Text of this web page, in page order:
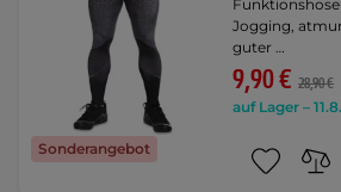
Sonderangebot
Jogging,
guter …
9,90 € 28,90 €
auf Lager –